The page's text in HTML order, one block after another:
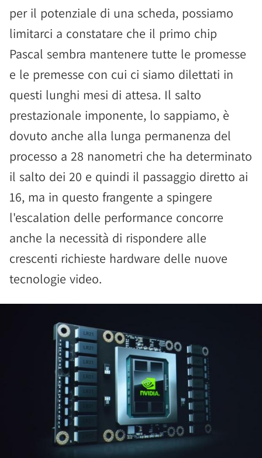
per il potenziale di una scheda, possiamo
limitarci a constatare che il primo chip
Pascal sembra mantenere tutte le promesse
e le premesse con cui ci siamo dilettati in
questi lunghi mesi di attesa. Il salto
prestazionale imponente, lo sappiamo, è
dovuto anche alla lunga permanenza del
processo a 28 nanometri che ha determinato
il salto dei 20 e quindi il passaggio diretto ai
16, ma in questo frangente a spingere
l'escalation delle performance concorre
anche la necessità di rispondere alle
crescenti richieste hardware delle nuove
tecnologie video.